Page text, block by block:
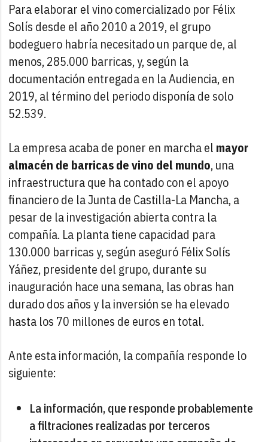
Para elaborar el vino comercializado por Félix
Solís desde el año 2010 a 2019, el grupo
bodeguero habría necesitado un parque de, al
menos, 285.000 barricas, y, según la
documentación entregada en la Audiencia, en
2019, al término del periodo disponía de solo
52.539.
La empresa acaba de poner en marcha el mayor
almacén de barricas de vino del mundo, una
infraestructura que ha contado con el apoyo
financiero de la Junta de Castilla-La Mancha, a
pesar de la investigación abierta contra la
compañía. La planta tiene capacidad para
130.000 barricas y, según aseguró Félix Solís
Yáñez, presidente del grupo, durante su
inauguración hace una semana, las obras han
durado dos años y la inversión se ha elevado
hasta los 70 millones de euros en total.
Ante esta información, la compañía responde lo
siguiente:
La información, que responde probablemente
a filtraciones realizadas por terceros